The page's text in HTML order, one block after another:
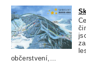
občerstvení,...